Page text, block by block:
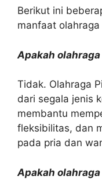
Berikut ini
manfaat olahraga
Apakah
Tidak. Olahraga
dari segala jenis
membantu
fleksibilitas, dan
pada pria dan
Apakah